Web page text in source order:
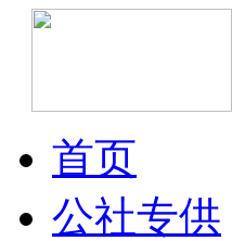
首页
公社专供